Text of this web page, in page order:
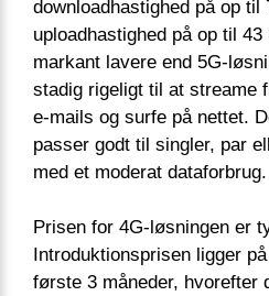
downloadhastighed på op til
uploadhastighed på op til
markant lavere end 5G-
stadig rigeligt til at streame
e-mails og surfe på nettet.
passer godt til singler, par
med et moderat dataforbrug.
Prisen for 4G-løsningen er
Introduktionsprisen ligger
første 3 måneder, hvorefter